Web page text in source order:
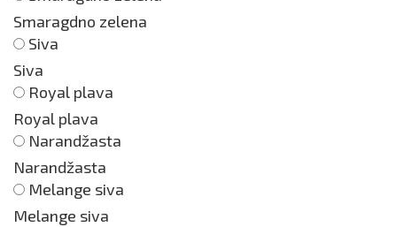
Smaragdno zelena
Siva
Siva
Royal plava
Royal plava
Narandžasta
Narandžasta
Melange siva
Melange siva